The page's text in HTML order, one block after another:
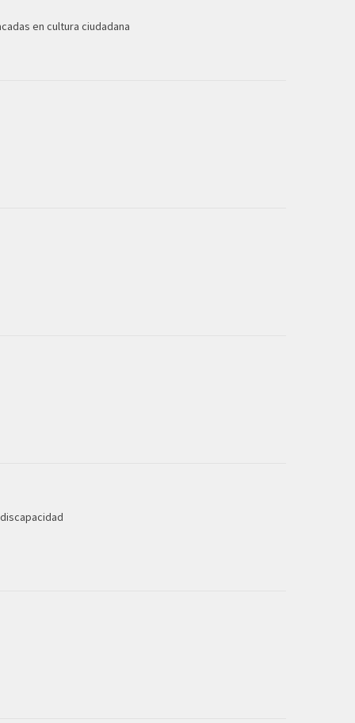
en cultura ciudadana